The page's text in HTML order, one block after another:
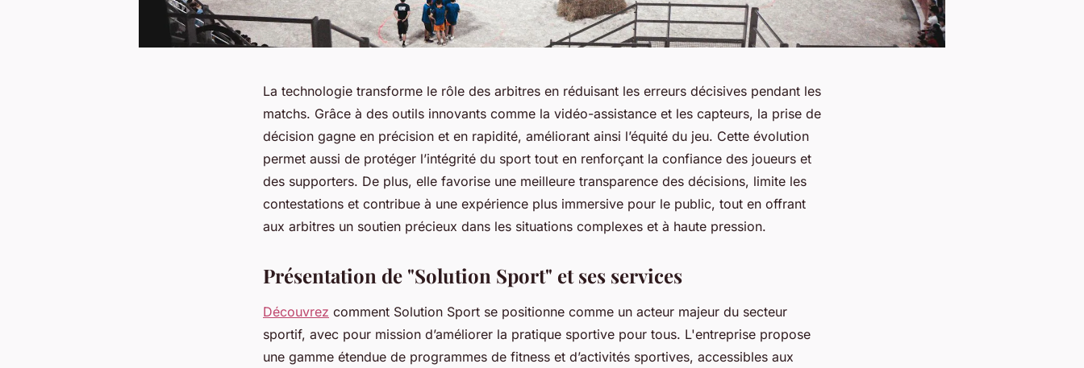
La technologie transforme le rôle des arbitres en réduisant les erreurs décisives pendant les
matchs. Grâce à des outils innovants comme la vidéo-assistance et les capteurs, la prise de
décision gagne en précision et en rapidité, améliorant ainsi l’équité du jeu. Cette évolution
permet aussi de protéger l’intégrité du sport tout en renforçant la confiance des joueurs et
des supporters. De plus, elle favorise une meilleure transparence des décisions, limite les
contestations et contribue à une expérience plus immersive pour le public, tout en offrant
aux arbitres un soutien précieux dans les situations complexes et à haute pression.
Présentation de "Solution Sport" et ses services
Découvrez comment Solution Sport se positionne comme un acteur majeur du secteur
sportif, avec pour mission d’améliorer la pratique sportive pour tous. L'entreprise propose
une gamme étendue de programmes de fitness et d’activités sportives, accessibles aux